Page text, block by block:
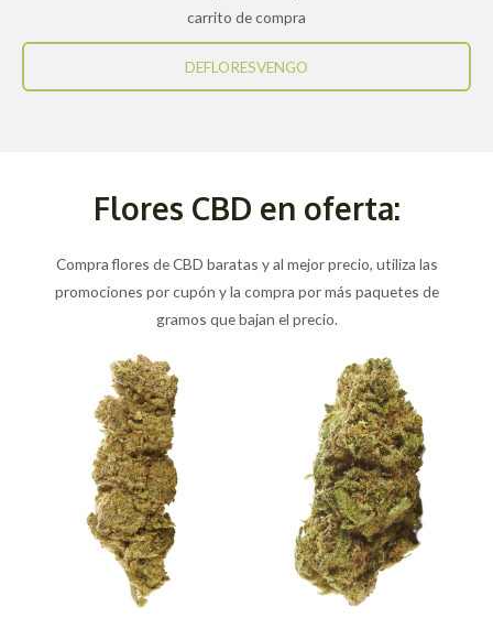
carrito de compra
DEFLORESVENGO
Flores CBD en oferta:
Compra flores de CBD baratas y al mejor precio, utiliza las
promociones por cupón y la compra por más paquetes de
gramos que bajan el precio.